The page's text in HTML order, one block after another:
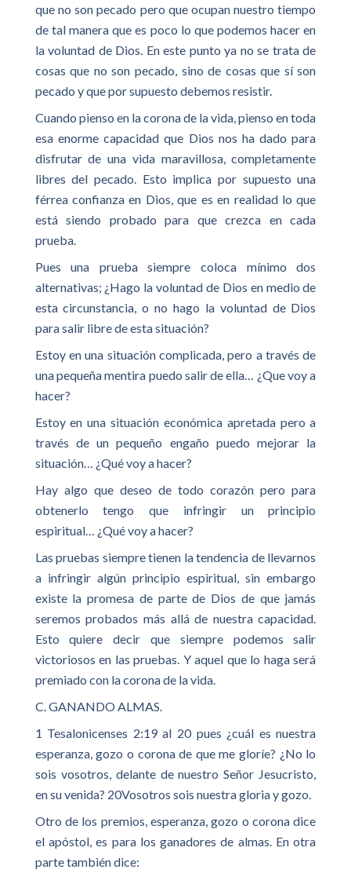
que no son pecado pero que ocupan nuestro tiempo
de tal manera que es poco lo que podemos hacer en
la voluntad de Dios. En este punto ya no se trata de
cosas que no son pecado, sino de cosas que sí son
pecado y que por supuesto debemos resistir.
Cuando pienso en la corona de la vida, pienso en toda
esa enorme capacidad que Dios nos ha dado para
disfrutar de una vida maravillosa, completamente
libres del pecado. Esto implica por supuesto una
férrea confianza en Dios, que es en realidad lo que
está siendo probado para que crezca en cada
prueba.
Pues una prueba siempre coloca mínimo dos
alternativas; ¿Hago la voluntad de Dios en medio de
esta circunstancia, o no hago la voluntad de Dios
para salir libre de esta situación?
Estoy en una situación complicada, pero a través de
una pequeña mentira puedo salir de ella… ¿Que voy a
hacer?
Estoy en una situación económica apretada pero a
través de un pequeño engaño puedo mejorar la
situación… ¿Qué voy a hacer?
Hay algo que deseo de todo corazón pero para
obtenerlo tengo que infringir un principio
espiritual… ¿Qué voy a hacer?
Las pruebas siempre tienen la tendencia de llevarnos
a infringir algún principio espiritual, sin embargo
existe la promesa de parte de Dios de que jamás
seremos probados más allá de nuestra capacidad.
Esto quiere decir que siempre podemos salir
victoriosos en las pruebas. Y aquel que lo haga será
premiado con la corona de la vida.
C. GANANDO ALMAS.
1 Tesalonicenses 2:19 al 20 pues ¿cuál es nuestra
esperanza, gozo o corona de que me gloríe? ¿No lo
sois vosotros, delante de nuestro Señor Jesucristo,
en su venida? 20Vosotros sois nuestra gloria y gozo.
Otro de los premios, esperanza, gozo o corona dice
el apóstol, es para los ganadores de almas. En otra
parte también dice: